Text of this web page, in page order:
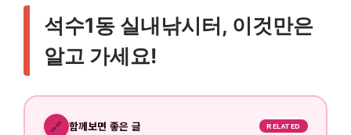
석수1동 실내낚시터, 이것만은
알고 가세요!
🔗 함께보면 좋은 글 RELATED